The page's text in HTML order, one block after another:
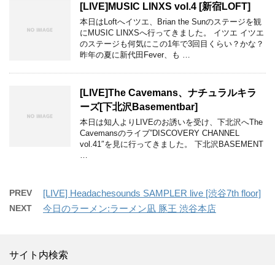
[LIVE]MUSIC LINXS vol.4 [新宿LOFT]
本日はLoftへイツエ、Brian the Sunのステージを観
にMUSIC LINXSへ行ってきました。 イツエ イツエ
のステージも何気にこの1年で3回目くらい？かな？
昨年の夏に新代田Fever、も …
[LIVE]The Cavemans、ナチュラルキラ
ーズ[下北沢Basementbar]
本日は知人よりLIVEのお誘いを受け、下北沢へThe
Cavemansのライブ”DISCOVERY CHANNEL
vol.41″を見に行ってきました。 下北沢BASEMENT
PREV [LIVE] Headachesounds SAMPLER live [渋谷7th floor]
NEXT 今日のラーメン:ラーメン凪 豚王 渋谷本店
サイト内検索